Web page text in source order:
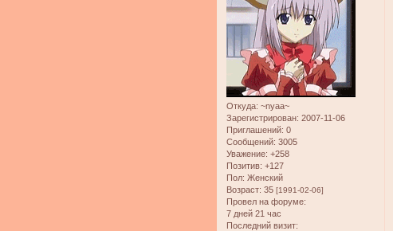
Откуда: ~nyaa~
Зарегистрирован: 2007-11-06
Приглашений: 0
Сообщений: 3005
Уважение: +258
Позитив: +127
Пол: Женский
Возраст: 35 [1991-02-06]
Провел на форуме:
7 дней 21 час
Последний визит: